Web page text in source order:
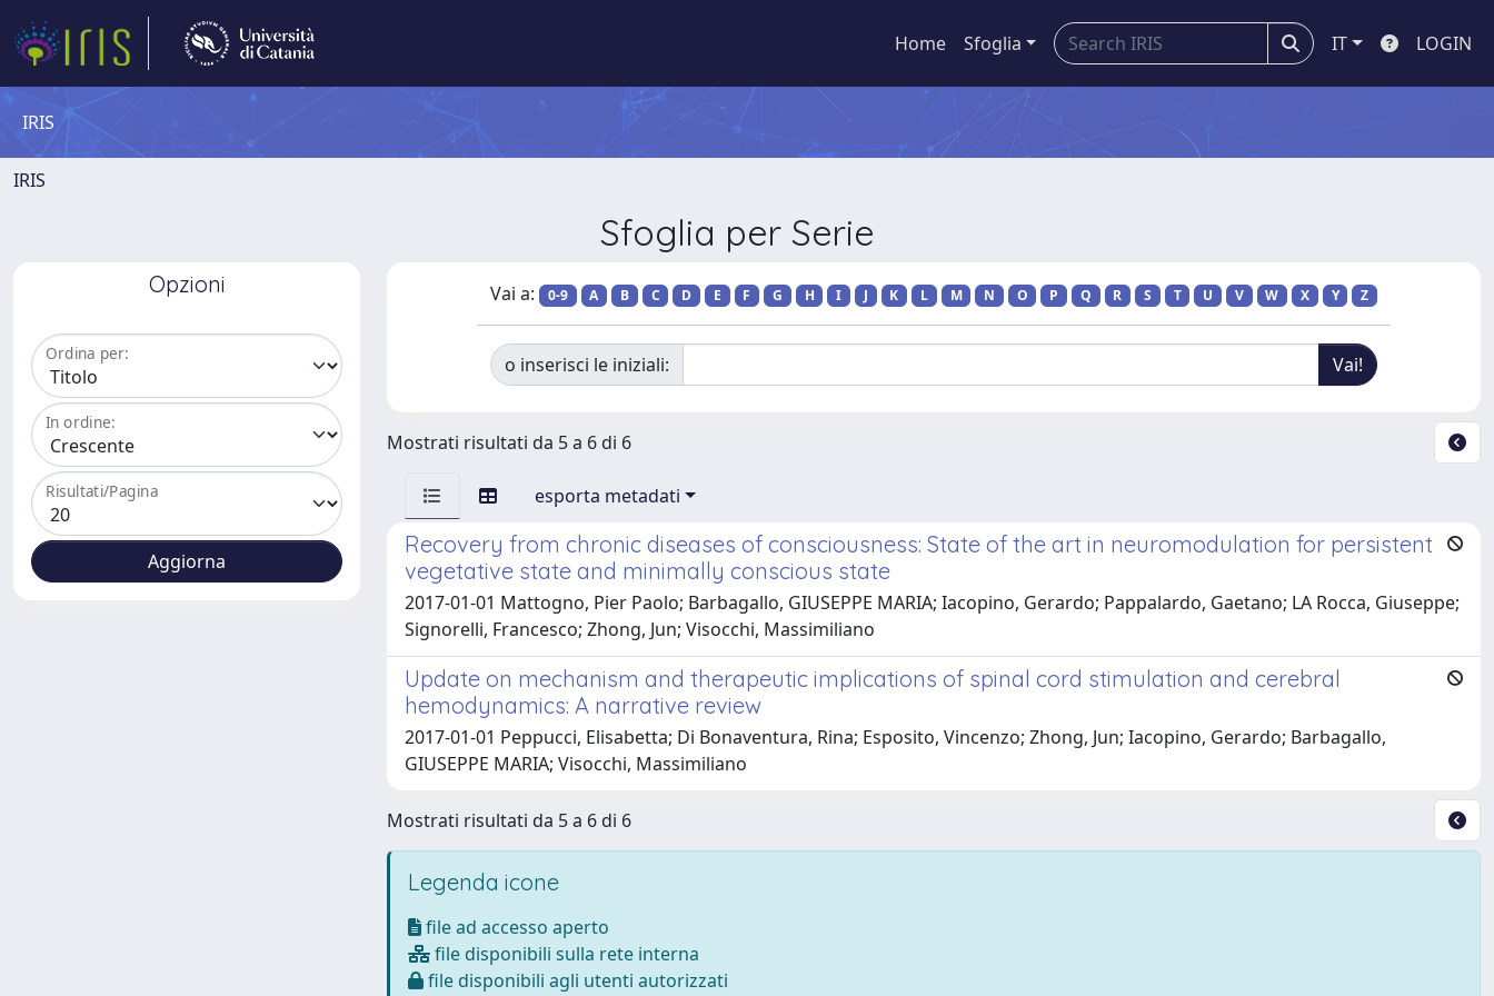
Home Sfoglia IT LOGIN
IRIS
IRIS
Sfoglia per Serie
Opzioni
Ordina per:
In ordine:
Risultati/Pagina
Vai a: 0-9 A B C D E F G H I J K L M N O P Q R S T U V W X Y Z
o inserisci le iniziali:
Mostrati risultati da 5 a 6 di 6
esporta metadati
Recovery from chronic diseases of consciousness: State of the art in neuromodulation for persistent
vegetative state and minimally conscious state
2017-01-01 Mattogno, Pier Paolo; Barbagallo, GIUSEPPE MARIA; Iacopino, Gerardo; Pappalardo, Gaetano; LA Rocca, Giuseppe;
Signorelli, Francesco; Zhong, Jun; Visocchi, Massimiliano
Update on mechanism and therapeutic implications of spinal cord stimulation and cerebral
hemodynamics: A narrative review
2017-01-01 Peppucci, Elisabetta; Di Bonaventura, Rina; Esposito, Vincenzo; Zhong, Jun; Iacopino, Gerardo; Barbagallo,
GIUSEPPE MARIA; Visocchi, Massimiliano
Mostrati risultati da 5 a 6 di 6
Legenda icone
file ad accesso aperto
file disponibili sulla rete interna
file disponibili agli utenti autorizzati